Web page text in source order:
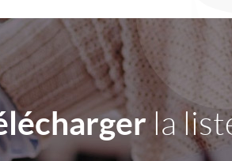
la